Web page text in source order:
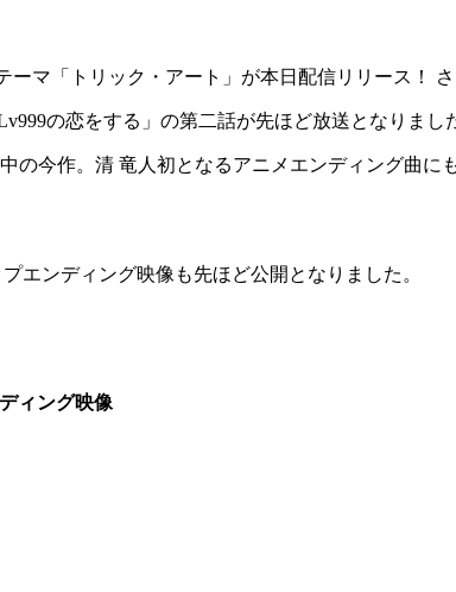
マ「トリック・アート」が本日配信リリース！
の恋をする」の第二話が先ほど放送となりまし
の今作。清 竜人初となるアニメエンディング曲に
エンディング映像も先ほど公開となりました。
ィング映像